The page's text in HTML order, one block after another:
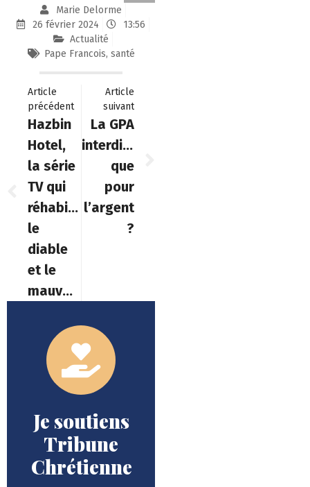
Marie Delorme
26 février 2024
13:56
Actualité
Pape Francois, santé
Article
précédent
Hazbin
Hotel,
la série
TV qui
réhabilite
le
diable
et le
mauvais
Article
suivant
La GPA
interdite
que
pour
l’argent
?
Je soutiens
Tribune
Chrétienne